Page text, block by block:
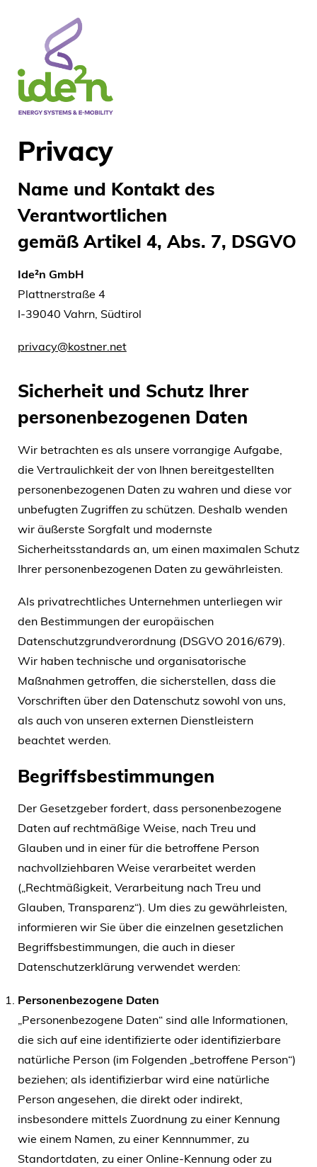
Privacy
Name und Kontakt des
Verantwortlichen
gemäß Artikel 4, Abs. 7, DSGVO
Ide²n GmbH
Plattnerstraße 4
I-39040 Vahrn, Südtirol
privacy@kostner.net
Sicherheit und Schutz Ihrer
personenbezogenen Daten
Wir betrachten es als unsere vorrangige Aufgabe,
die Vertraulichkeit der von Ihnen bereitgestellten
personenbezogenen Daten zu wahren und diese vor
unbefugten Zugriffen zu schützen. Deshalb wenden
wir äußerste Sorgfalt und modernste
Sicherheitsstandards an, um einen maximalen Schutz
Ihrer personenbezogenen Daten zu gewährleisten.
Als privatrechtliches Unternehmen unterliegen wir
den Bestimmungen der europäischen
Datenschutzgrundverordnung (DSGVO 2016/679).
Wir haben technische und organisatorische
Maßnahmen getroffen, die sicherstellen, dass die
Vorschriften über den Datenschutz sowohl von uns,
als auch von unseren externen Dienstleistern
beachtet werden.
Begriffsbestimmungen
Der Gesetzgeber fordert, dass personenbezogene
Daten auf rechtmäßige Weise, nach Treu und
Glauben und in einer für die betroffene Person
nachvollziehbaren Weise verarbeitet werden
(„Rechtmäßigkeit, Verarbeitung nach Treu und
Glauben, Transparenz“). Um dies zu gewährleisten,
informieren wir Sie über die einzelnen gesetzlichen
Begriffsbestimmungen, die auch in dieser
Datenschutzerklärung verwendet werden:
Personenbezogene Daten
„Personenbezogene Daten“ sind alle Informationen,
die sich auf eine identifizierte oder identifizierbare
natürliche Person (im Folgenden „betroffene Person“)
beziehen; als identifizierbar wird eine natürliche
Person angesehen, die direkt oder indirekt,
insbesondere mittels Zuordnung zu einer Kennung
wie einem Namen, zu einer Kennnummer, zu
Standortdaten, zu einer Online-Kennung oder zu